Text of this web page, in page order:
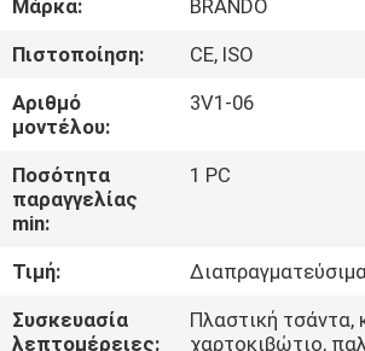
ΕΜΆΣ
ΕΠΙΣΚΈΨΕΙΣ
ΣΤΟ
ΕΡΓΟΣΤΆΣΙΟ
ΈΛΕΓΧΟΣ
ΠΟΙΌΤΗΤΑΣ
Μάρκα:
BRANDO
Πιστοποίηση:
CE, ISO
Αριθμό
μοντέλου:
3V1-06
Ποσότητα
παραγγελίας
min:
1 PC
Τιμή:
Συσκευασία
λεπτομέρειες:
Πλαστική τσάντα,
χαρτοκιβώτιο,